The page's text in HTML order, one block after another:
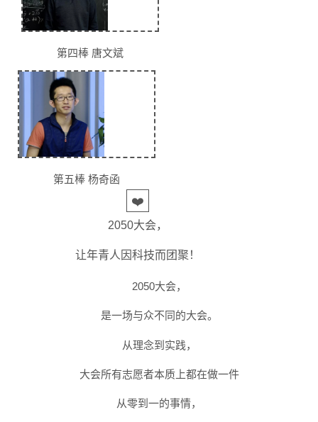
第四棒 唐文斌
第五棒 杨奇函
❤️
2050大会，
让年青人因科技而团聚！
2050大会，
是一场与众不同的大会。
从理念到实践，
大会所有志愿者本质上都在做一件
从零到一的事情，